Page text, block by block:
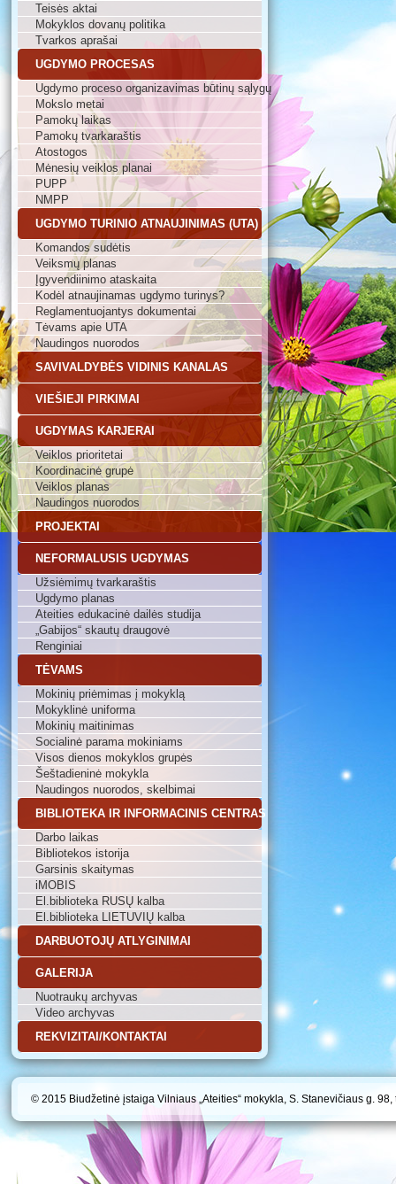
Teisės aktai
Mokyklos dovanų politika
Tvarkos aprašai
UGDYMO PROCESAS
Ugdymo proceso organizavimas būtinų sąlygų
Mokslo metai
Pamokų laikas
Pamokų tvarkaraštis
Atostogos
Mėnesių veiklos planai
PUPP
NMPP
UGDYMO TURINIO ATNAUJINIMAS (UTA)
Komandos sudėtis
Veiksmų planas
Įgyvendiinimo ataskaita
Kodėl atnaujinamas ugdymo turinys?
Reglamentuojantys dokumentai
Tėvams apie UTA
Naudingos nuorodos
SAVIVALDYBĖS VIDINIS KANALAS
VIEŠIEJI PIRKIMAI
UGDYMAS KARJERAI
Veiklos prioritetai
Koordinacinė grupė
Veiklos planas
Naudingos nuorodos
PROJEKTAI
NEFORMALUSIS UGDYMAS
Užsiėmimų tvarkaraštis
Ugdymo planas
Ateities edukacinė dailės studija
„Gabijos“ skautų draugovė
Renginiai
TĖVAMS
Mokinių priėmimas į mokyklą
Mokyklinė uniforma
Mokinių maitinimas
Socialinė parama mokiniams
Visos dienos mokyklos grupės
Šeštadieninė mokykla
Naudingos nuorodos, skelbimai
BIBLIOTEKA IR INFORMACINIS CENTRAS
Darbo laikas
Bibliotekos istorija
Garsinis skaitymas
iMOBIS
El.biblioteka RUSŲ kalba
El.biblioteka LIETUVIŲ kalba
DARBUOTOJŲ ATLYGINIMAI
GALERIJA
Nuotraukų archyvas
Video archyvas
REKVIZITAI/KONTAKTAI
© 2015 Biudžetinė įstaiga Vilniaus „Ateities“ mokykla, S. Stanevičiaus g.